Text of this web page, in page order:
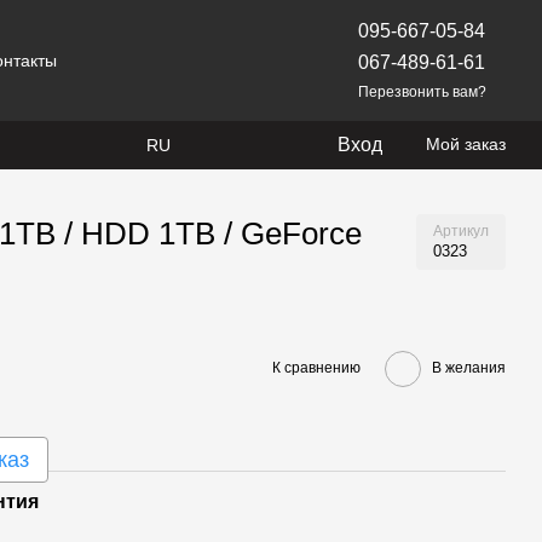
095-667-05-84
067-489-61-61
Перезвонить вам?
RU Вход Мой заказ
/ HDD 1TB / GeForce
Артикул
0323
К сравнению В желания